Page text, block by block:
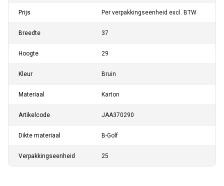
Prijs Per verpakkingseenheid excl. BTW
Breedte 37
Hoogte 29
Kleur Bruin
Materiaal Karton
Artikelcode JAA370290
Dikte materiaal B-Golf
Verpakkingseenheid 25